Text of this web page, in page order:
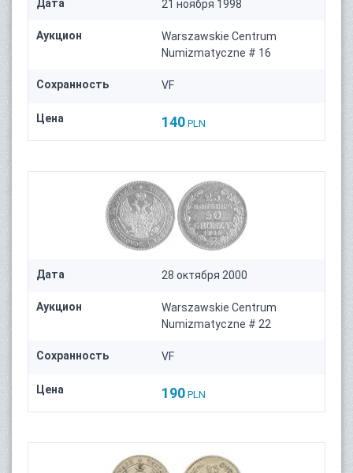
Дата 21 ноября 1998
Аукцион
Warszawskie Centrum
Numizmatyczne # 16
Сохранность VF
Цена 140 PLN
Дата 28 октября 2000
Аукцион
Warszawskie Centrum
Numizmatyczne # 22
Сохранность VF
Цена 190 PLN